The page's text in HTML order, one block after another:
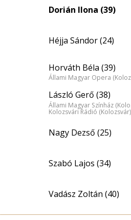
Dorián Ilona (39)
Héjja Sándor (24)
Horváth Béla (39)
Állami Magyar Opera
László Gerő (38)
Állami Magyar Színház
Kolozsvári Rádió (Kolozsvár)
Nagy Dezső (25)
Szabó Lajos (34)
Vadász Zoltán (40)